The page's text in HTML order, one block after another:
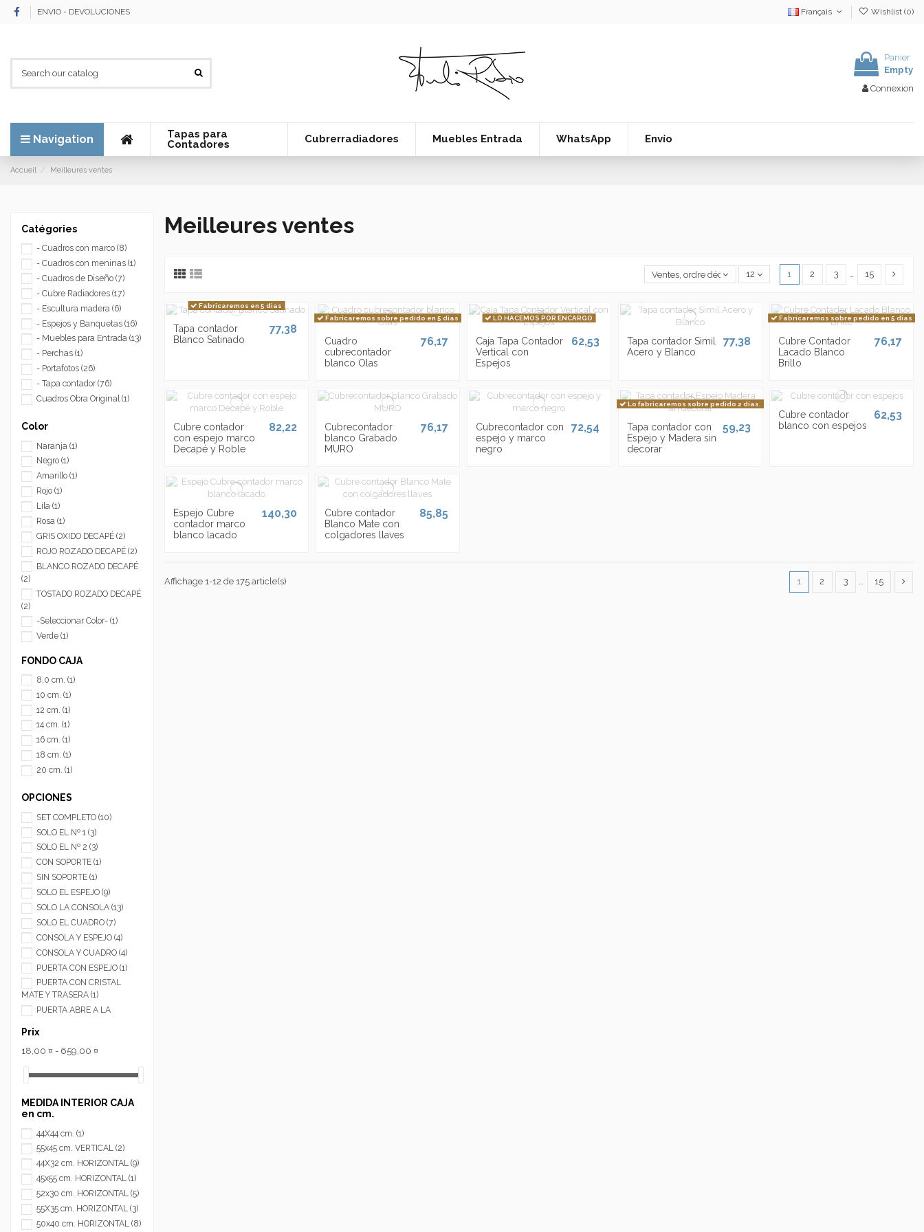
ENVIO - DEVOLUCIONES Français Wishlist (0)
Panier
Empty
Connexion
Navigation
Tapas para
Contadores
Cubrerradiadores Muebles Entrada WhatsApp Envío
Accueil Meilleures ventes
Meilleures ventes
Ventes, ordre décroissant
12 1 2 3 … 15
Fabricaremos en 5 dias
Tapa contador
Blanco Satinado
77,38
Fabricaremos sobre pedido en 5 dias
Cuadro
cubrecontador
blanco Olas
76,17
LO HACEMOS POR ENCARGO
Caja Tapa Contador
Vertical con
Espejos
62,53
Tapa contador Simil
Acero y Blanco
77,38
Fabricaremos sobre pedido en 5 dias
Cubre Contador
Lacado Blanco
Brillo
76,17
Cubre contador
con espejo marco
Decapé y Roble
82,22
Cubrecontador
blanco Grabado
MURO
76,17
Cubrecontador con
espejo y marco
negro
72,54
Lo fabricaremos sobre pedido 2 días.
Tapa contador con
Espejo y Madera sin
decorar
59,23
Cubre contador
blanco con espejos
62,53
Espejo Cubre
contador marco
blanco lacado
140,30
Cubre contador
Blanco Mate con
colgadores llaves
85,85
Affichage 1-12 de 175 article(s) 1 2 3 … 15
Catégories
- Cuadros con marco (8)
- Cuadros con meninas (1)
- Cuadros de Diseño (7)
- Cubre Radiadores (17)
- Escultura madera (6)
- Espejos y Banquetas (16)
- Muebles para Entrada (13)
- Perchas (1)
- Portafotos (26)
- Tapa contador(76)
Cuadros Obra Original(1)
Color
Naranja (1)
Negro (1)
Amarillo (1)
Rojo (1)
Lila (1)
Rosa (1)
GRIS OXIDO DECAPÉ (2)
ROJO ROZADO DECAPÉ (2)
BLANCO ROZADO DECAPÉ
(2)
TOSTADO ROZADO DECAPÉ
(2)
-Seleccionar Color- (1)
Verde (1)
Blanco(1)
LACADO BLANCO
LACADO NEGRO
BLANCO DECAPÉ
FONDO CAJA
8,0 cm. (1)
10 cm. (1)
12 cm. (1)
14 cm. (1)
16 cm. (1)
18 cm. (1)
20 cm. (1)
OPCIONES
SET COMPLETO (10)
SOLO EL Nº 1 (3)
SOLO EL Nº 2 (3)
CON SOPORTE (1)
SIN SOPORTE (1)
SOLO EL ESPEJO (9)
SOLO LA CONSOLA (13)
SOLO EL CUADRO (7)
CONSOLA Y ESPEJO (4)
CONSOLA Y CUADRO (4)
PUERTA CON ESPEJO (1)
PUERTA CON CRISTAL
MATE Y TRASERA (1)
PUERTA ABRE A LA
PUERTA ABRE A LA
DERECHA (13)
PUERTA MULTIESPEJO(3)
SOLO LA BALDA
Prix
18,00 ¤ - 659,00 ¤
MEDIDA INTERIOR CAJA
en cm.
44X44 cm. (1)
55x45 cm. VERTICAL (2)
44X32 cm. HORIZONTAL (9)
45x55 cm. HORIZONTAL (1)
52x30 cm. HORIZONTAL (5)
55X35 cm. HORIZONTAL (3)
50x40 cm. HORIZONTAL (8)